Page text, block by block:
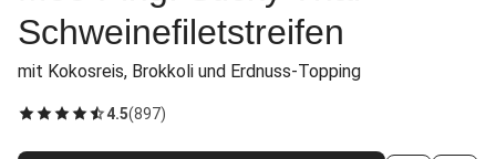
Schweinefiletstreifen
mit Kokosreis, Brokkoli und Erdnuss-Topping
4.5(897)